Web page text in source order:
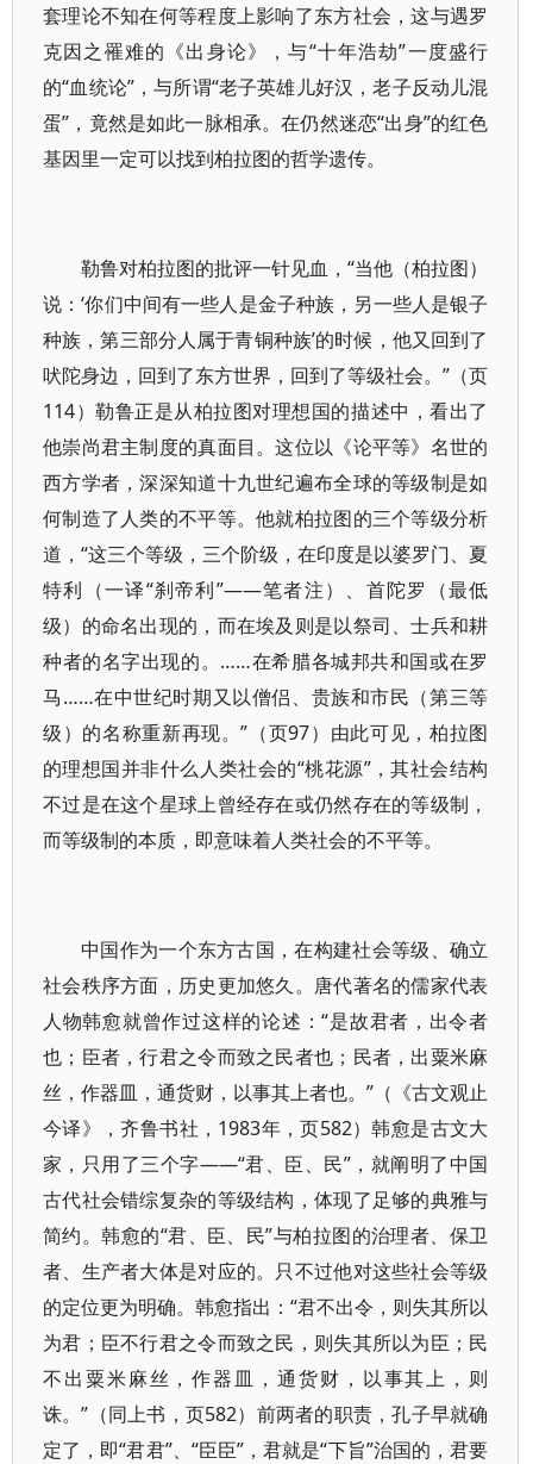
套理论不知在何等程度上影响了东方社会，这与遇罗
克因之罹难的《出身论》，与“十年浩劫”一度盛行
的“血统论”，与所谓“老子英雄儿好汉，老子反动儿混
蛋”，竟然是如此一脉相承。在仍然迷恋“出身”的红色
基因里一定可以找到柏拉图的哲学遗传。
勒鲁对柏拉图的批评一针见血，“当他（柏拉图）
说：‘你们中间有一些人是金子种族，另一些人是银子
种族，第三部分人属于青铜种族’的时候，他又回到了
吠陀身边，回到了东方世界，回到了等级社会。”（页
114）勒鲁正是从柏拉图对理想国的描述中，看出了
他崇尚君主制度的真面目。这位以《论平等》名世的
西方学者，深深知道十九世纪遍布全球的等级制是如
何制造了人类的不平等。他就柏拉图的三个等级分析
道，“这三个等级，三个阶级，在印度是以婆罗门、夏
特利（一译“刹帝利”——笔者注）、首陀罗（最低
级）的命名出现的，而在埃及则是以祭司、士兵和耕
种者的名字出现的。……在希腊各城邦共和国或在罗
马……在中世纪时期又以僧侣、贵族和市民（第三等
级）的名称重新再现。”（页97）由此可见，柏拉图
的理想国并非什么人类社会的“桃花源”，其社会结构
不过是在这个星球上曾经存在或仍然存在的等级制，
而等级制的本质，即意味着人类社会的不平等。
中国作为一个东方古国，在构建社会等级、确立
社会秩序方面，历史更加悠久。唐代著名的儒家代表
人物韩愈就曾作过这样的论述：“是故君者，出令者
也；臣者，行君之令而致之民者也；民者，出粟米麻
丝，作器皿，通货财，以事其上者也。”（《古文观止
今译》，齐鲁书社，1983年，页582）韩愈是古文大
家，只用了三个字——“君、臣、民”，就阐明了中国
古代社会错综复杂的等级结构，体现了足够的典雅与
简约。韩愈的“君、臣、民”与柏拉图的治理者、保卫
者、生产者大体是对应的。只不过他对这些社会等级
的定位更为明确。韩愈指出：“君不出令，则失其所以
为君；臣不行君之令而致之民，则失其所以为臣；民
不出粟米麻丝，作器皿，通货财，以事其上，则
诛。”（同上书，页582）前两者的职责，孔子早就确
定了，即“君君”、“臣臣”，君就是“下旨”治国的，君要